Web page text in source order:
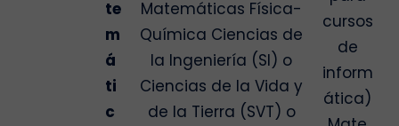
te
m
á
ti
c
Matemáticas Física-
Química Ciencias de
la Ingeniería (SI) o
Ciencias de la Vida y
de la Tierra (SVT) o
cursos
de
inform
ática)